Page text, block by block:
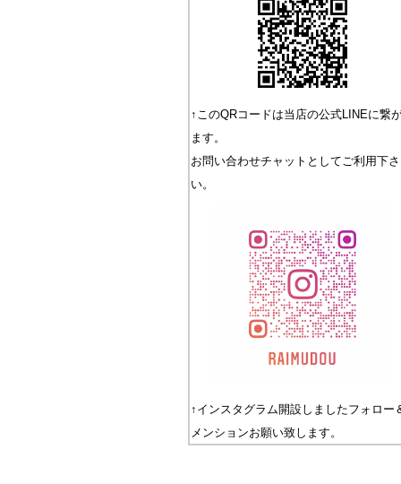
↑このQRコードは当店の公式LINEに繋
ます。
お問い合わせチャットとしてご利用下さ
い。
↑インスタグラム開設しましたフォロー
メンションお願い致します。